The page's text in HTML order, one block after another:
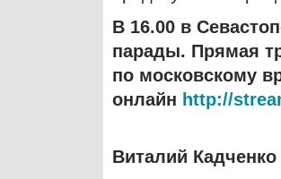
В 16.00 в
парады. Прямая
по московскому
онлайн http://
Виталий Кадченко